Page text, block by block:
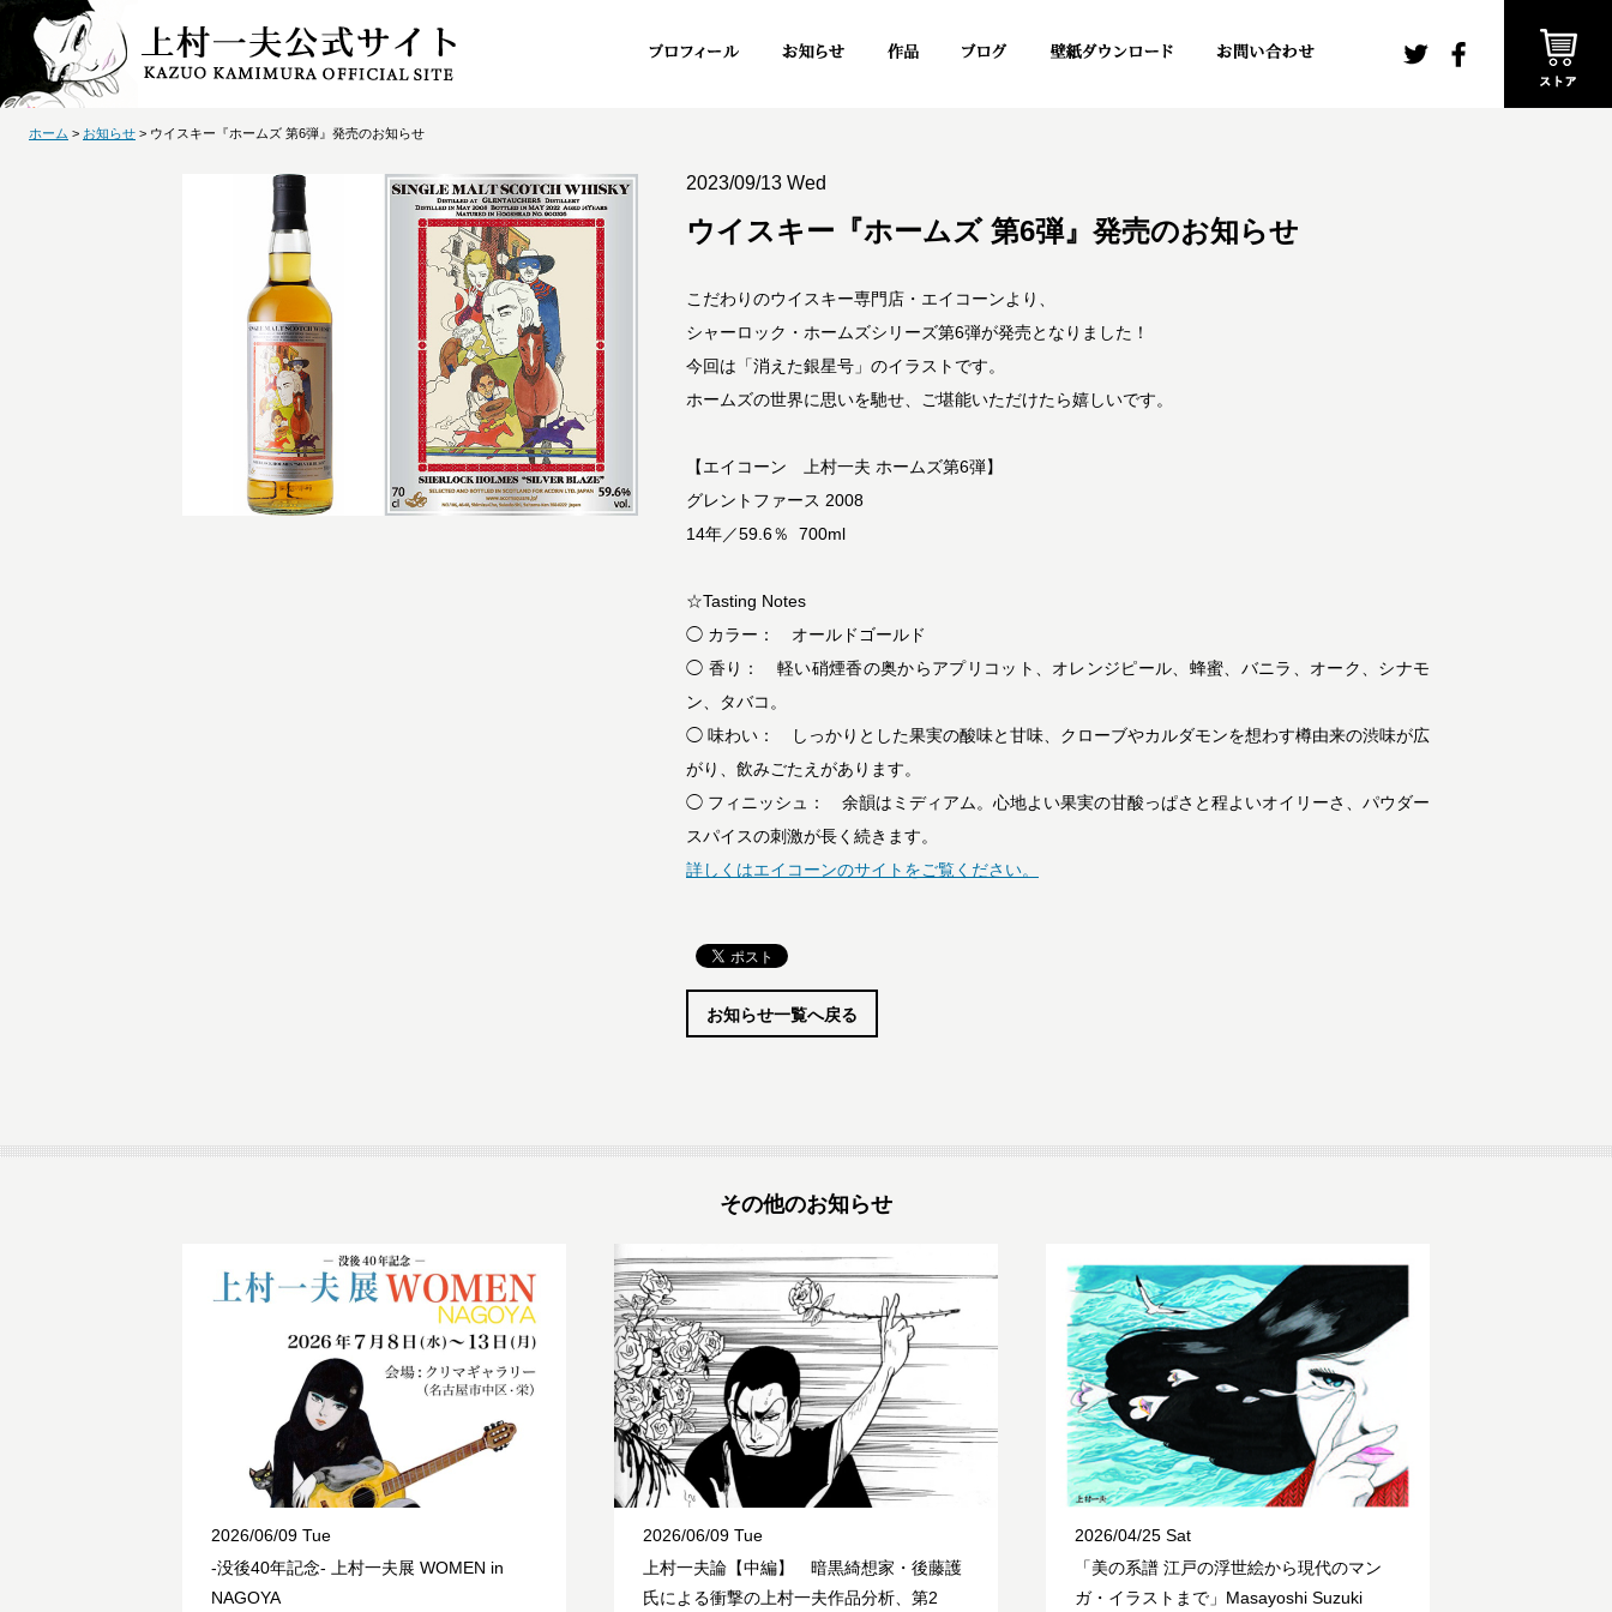
ホーム > お知らせ > ウイスキー『ホームズ 第6弾』発売のお知らせ
2023/09/13 Wed
ウイスキー『ホームズ 第6弾』発売のお知らせ
こだわりのウイスキー専門店・エイコーンより、
シャーロック・ホームズシリーズ第6弾が発売となりました！
今回は「消えた銀星号」のイラストです。
ホームズの世界に思いを馳せ、ご堪能いただけたら嬉しいです。
【エイコーン 上村一夫 ホームズ第6弾】
グレントファース 2008
14年／59.6％ 700ml
☆Tasting Notes
◯ カラー： オールドゴールド
◯ 香り： 軽い硝煙香の奥からアプリコット、オレンジピール、蜂蜜、バニラ、オーク、シナモ
ン、タバコ。
◯ 味わい： しっかりとした果実の酸味と甘味、クローブやカルダモンを想わす樽由来の渋味が広
がり、飲みごたえがあります。
◯ フィニッシュ： 余韻はミディアム。心地よい果実の甘酸っぱさと程よいオイリーさ、パウダー
スパイスの刺激が長く続きます。
詳しくはエイコーンのサイトをご覧ください。
お知らせ一覧へ戻る
その他のお知らせ
2026/06/09 Tue
-没後40年記念- 上村一夫展 WOMEN in
NAGOYA
2026/06/09 Tue
上村一夫論【中編】 暗黒綺想家・後藤護
氏による衝撃の上村一夫作品分析、第2
2026/04/25 Sat
「美の系譜 江戸の浮世絵から現代のマン
ガ・イラストまで」Masayoshi Suzuki